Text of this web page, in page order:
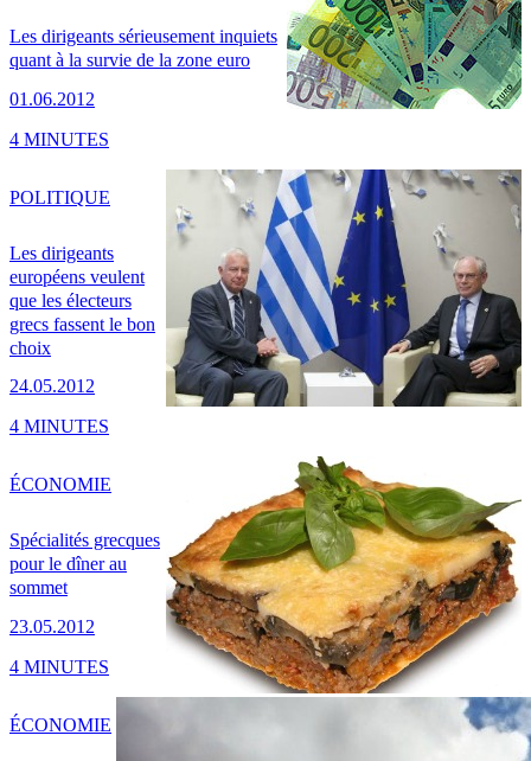
Les dirigeants sérieusement inquiets
quant à la survie de la zone euro
01.06.2012
4 MINUTES
Les dirigeants
européens veulent
que les électeurs
grecs fassent le bon
choix
24.05.2012
POLITIQUE
4 MINUTES
Spécialités grecques
pour le dîner au
sommet
23.05.2012
ÉCONOMIE
4 MINUTES
ÉCONOMIE